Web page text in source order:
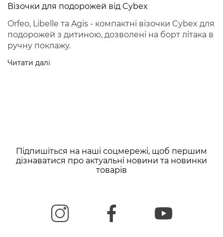
Візочки для подорожей від Cybex
Orfeo, Libelle та Agis - компактні візочки Cybex для
подорожей з дитиною, дозволені на борт літака в
ручну поклажу.
Читати далі
Підпишіться на наші соцмережі, щоб першим
дізнаватися про актуальні новини та новинки
товарів